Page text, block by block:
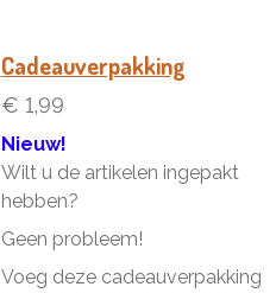
e
Cadeauverpakking
€ 1,99
Nieuw!
Wilt u de artikelen ingepakt
hebben?
Geen probleem!
Voeg deze cadeauverpakking